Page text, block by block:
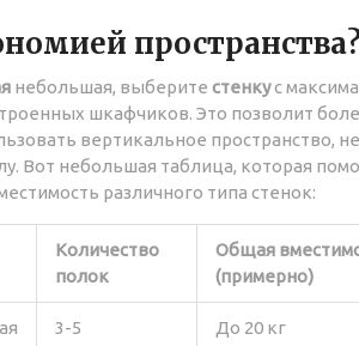
небольшая, выберите стенкус
шкафчиков. Это позволит
вертикальное пространство,
Вот небольшая таблица, которая
различного типа стенок:
Количество
полок
Общая
(примерно)
3-5 До 20 кг